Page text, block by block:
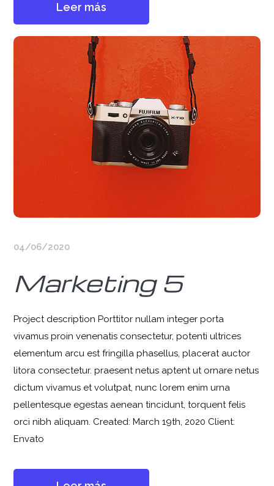
Leer más
04/06/2020
Marketing 5
Project description Porttitor nullam integer porta
vivamus proin venenatis consectetur, potenti ultrices
elementum arcu est fringilla phasellus, placerat auctor
litora consectetur. praesent netus aptent ut ornare netus
dictum vivamus et volutpat, nunc lorem enim urna
pellentesque egestas aenean tincidunt, torquent felis
orci nibh aliquam. Created: March 19th, 2020 Client:
Envato